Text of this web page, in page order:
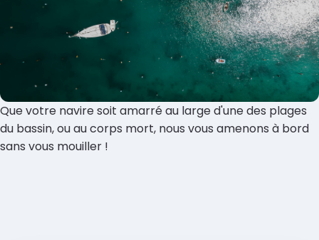
Que votre navire soit amarré au large d'une des plages
du bassin, ou au corps mort, nous vous amenons à bord
sans vous mouiller !